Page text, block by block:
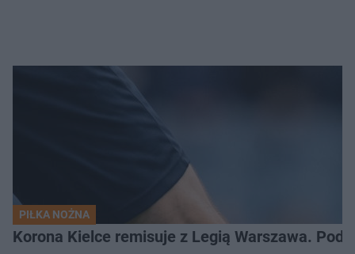
PIŁKA NOŻNA
Korona Kielce remisuje z Legią Warszawa.